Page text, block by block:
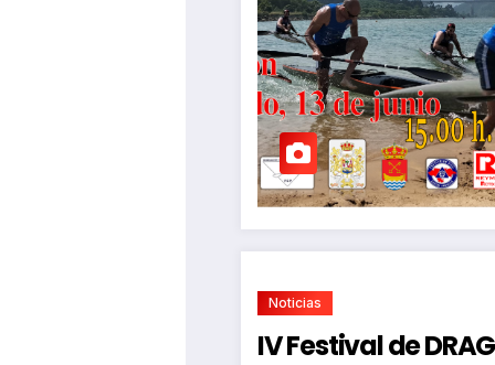
Noticias
IV Festival de